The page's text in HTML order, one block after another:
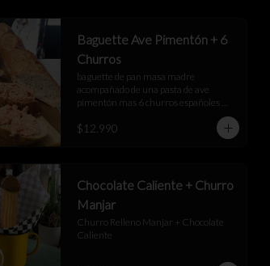
Baguette Ave Pimentón + 6
Churros
baguette de pan masa madre
acompañado de una pasta de ave
pimentón mas 6 churros españoles
$12.990
Chocolate Caliente + Churro
Manjar
Churro Relleno Manjar + Chocolate
Caliente